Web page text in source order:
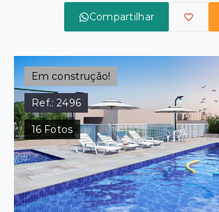
Compartilhar
Em construção!
Ref.:2496
16 Fotos